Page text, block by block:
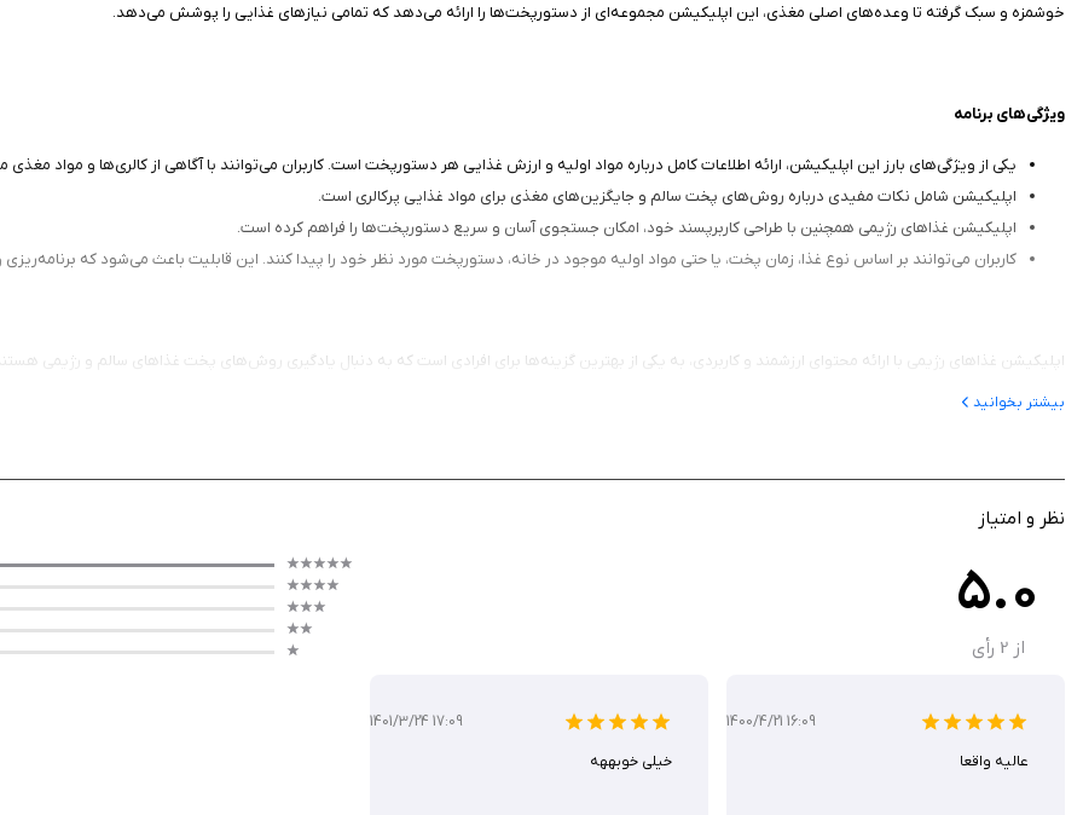
خوشمزه و سبک گرفته تا وعده‌های اصلی مغذی، این اپلیکیشن مجموعه‌ای از دستورپخت‌ها را ارائه می‌دهد که تمامی نیازهای غذایی را پوشش می‌دهد.
ویژگی‌های برنامه
یکی از ویژگی‌های بارز این اپلیکیشن، ارائه اطلاعات کامل درباره مواد اولیه و ارزش غذایی هر دستورپخت است. کاربران می‌توانند با آگاهی از کالری‌ها و مواد
اپلیکیشن شامل نکات مفیدی درباره روش‌های پخت سالم و جایگزین‌های مغذی برای مواد غذایی پرکالری است.
اپلیکیشن غذاهای رژیمی همچنین با طراحی کاربرپسند خود، امکان جستجوی آسان و سریع دستورپخت‌ها را فراهم کرده است.
کاربران می‌توانند بر اساس نوع غذا، زمان پخت، یا حتی مواد اولیه موجود در خانه، دستورپخت مورد نظر خود را پیدا کنند. این قابلیت باعث می‌شود که
اپلیکیشن غذاهای رژیمی با ارائه محتوای ارزشمند و کاربردی، به یکی از بهترین گزینه‌ها برای افرادی است که به دنبال یادگیری روش‌های پخت غذاهای سالم و رژیمی
یابند و از مزایای تغذیه مناسب بهره‌مند شوند. این برنامه را از سیب ایرانی دانلود کنید.
بیشتر بخوانید
نظر و امتیاز
5.0
از 2 رأی
1400/4/21 16:09
عالیه واقعا
1401/3/24 17:09
خیلی خوبههه